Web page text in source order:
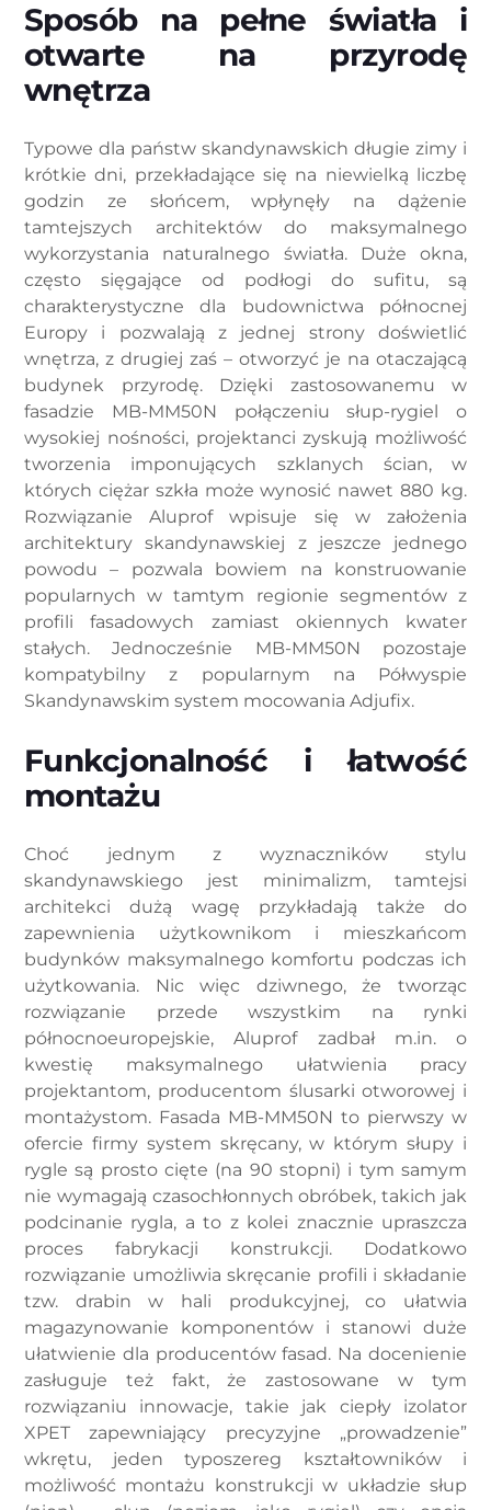
Sposób na pełne światła i
otwarte na przyrodę
wnętrza
Typowe dla państw skandynawskich długie zimy i
krótkie dni, przekładające się na niewielką liczbę
godzin ze słońcem, wpłynęły na dążenie
tamtejszych architektów do maksymalnego
wykorzystania naturalnego światła. Duże okna,
często sięgające od podłogi do sufitu, są
charakterystyczne dla budownictwa północnej
Europy i pozwalają z jednej strony doświetlić
wnętrza, z drugiej zaś – otworzyć je na otaczającą
budynek przyrodę. Dzięki zastosowanemu w
fasadzie MB-MM50N połączeniu słup-rygiel o
wysokiej nośności, projektanci zyskują możliwość
tworzenia imponujących szklanych ścian, w
których ciężar szkła może wynosić nawet 880 kg.
Rozwiązanie Aluprof wpisuje się w założenia
architektury skandynawskiej z jeszcze jednego
powodu – pozwala bowiem na konstruowanie
popularnych w tamtym regionie segmentów z
profili fasadowych zamiast okiennych kwater
stałych. Jednocześnie MB-MM50N pozostaje
kompatybilny z popularnym na Półwyspie
Skandynawskim system mocowania Adjufix.
Funkcjonalność i łatwość
montażu
Choć jednym z wyznaczników stylu
skandynawskiego jest minimalizm, tamtejsi
architekci dużą wagę przykładają także do
zapewnienia użytkownikom i mieszkańcom
budynków maksymalnego komfortu podczas ich
użytkowania. Nic więc dziwnego, że tworząc
rozwiązanie przede wszystkim na rynki
północnoeuropejskie, Aluprof zadbał m.in. o
kwestię maksymalnego ułatwienia pracy
projektantom, producentom ślusarki otworowej i
montażystom. Fasada MB-MM50N to pierwszy w
ofercie firmy system skręcany, w którym słupy i
rygle są prosto cięte (na 90 stopni) i tym samym
nie wymagają czasochłonnych obróbek, takich jak
podcinanie rygla, a to z kolei znacznie upraszcza
proces fabrykacji konstrukcji. Dodatkowo
rozwiązanie umożliwia skręcanie profili i składanie
tzw. drabin w hali produkcyjnej, co ułatwia
magazynowanie komponentów i stanowi duże
ułatwienie dla producentów fasad. Na docenienie
zasługuje też fakt, że zastosowane w tym
rozwiązaniu innowacje, takie jak ciepły izolator
XPET zapewniający precyzyjne „prowadzenie”
wkrętu, jeden typoszereg kształtowników i
możliwość montażu konstrukcji w układzie słup